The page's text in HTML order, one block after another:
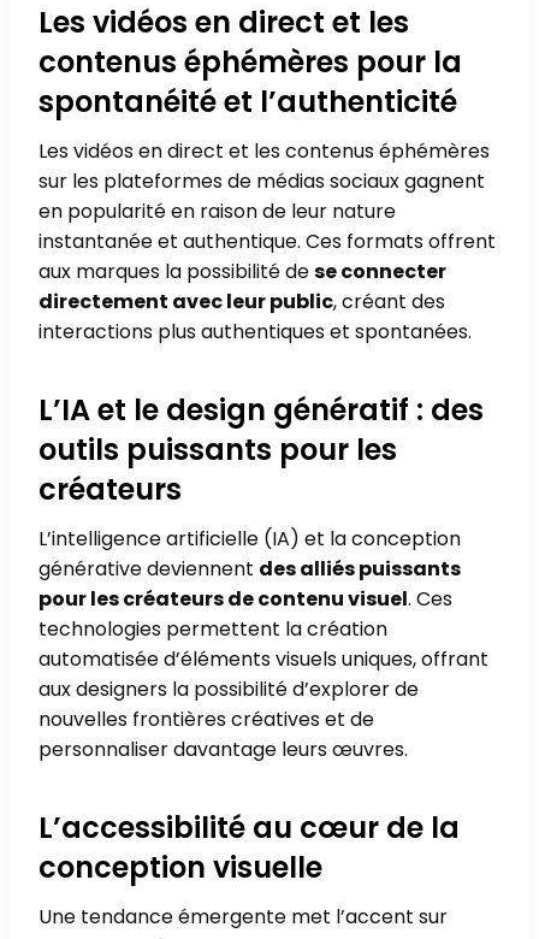
Les vidéos en direct et les
contenus éphémères pour la
spontanéité et l’authenticité
Les vidéos en direct et les contenus éphémères
sur les plateformes de médias sociaux gagnent
en popularité en raison de leur nature
instantanée et authentique. Ces formats offrent
aux marques la possibilité dese connecter
directement avec leur public, créant des
interactions plus authentiques et spontanées.
L’IA et le design génératif : des
outils puissants pour les
créateurs
L’intelligence artificielle (IA) et la conception
générative deviennent des alliés puissants
pour les créateurs de contenu visuel. Ces
technologies permettent la création
automatisée d’éléments visuels uniques, offrant
aux designers la possibilité d’explorer de
nouvelles frontières créatives et de
personnaliser davantage leurs œuvres.
L’accessibilité au cœur de la
conception visuelle
Une tendance émergente met l’accent sur